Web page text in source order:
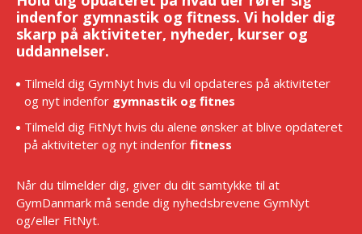
indenfor gymnastik og fitness. Vi holder dig
skarp på aktiviteter, nyheder, kurser og
uddannelser.
Tilmeld dig GymNyt hvis du vil opdateres på aktiviteter
og nyt indenfor gymnastik og fitnes
Tilmeld dig FitNyt hvis du alene ønsker at blive opdateret
på aktiviteter og nyt indenfor fitness
Når du tilmelder dig, giver du dit samtykke til at
GymDanmark må sende dig nyhedsbrevene GymNyt
og/eller FitNyt.